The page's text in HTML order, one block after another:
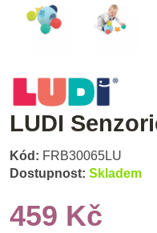
LUDI
Kód: FRB30065LU
Dostupnost: Skladem
459 Kč